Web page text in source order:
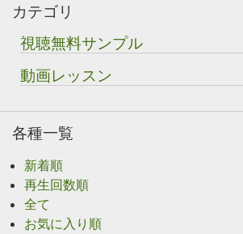
カテゴリ
視聴無料サンプル
動画レッスン
各種一覧
新着順
再生回数順
全て
お気に入り順